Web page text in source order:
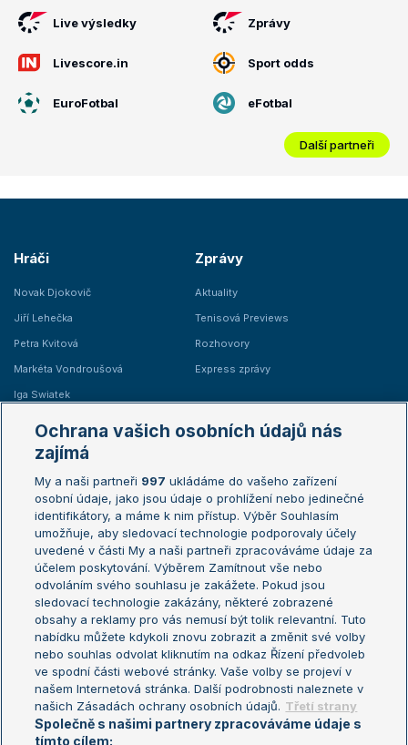
Live výsledky Zprávy
Livescore.in Sport odds
EuroFotbal eFotbal
Další partneři
Hráči
Novak Djokovič
Jiří Lehečka
Petra Kvitová
Markéta Vondroušová
Iga Swiatek
Zprávy
Aktuality
Tenisová Previews
Rozhovory
Express zprávy
Žebříčky
Žebříček ATP (muži)
Žebříček WTA (ženy)
Sázkařský žebříček
Australian Open
French Open
Wimbledon
US Open
Turnaj mistrů
Turnaj mistryň
Aktualní trendy
Fotbalové přestupy
Livesport Daily
LS Prague Open
Ochrana vašich osobních údajů nás
zajímá
My a naši partneři 997 ukládáme do vašeho zařízení
osobní údaje, jako jsou údaje o prohlížení nebo jedinečné
identifikátory, a máme k nim přístup. Výběr Souhlasím
umožňuje, aby sledovací technologie podporovaly účely
uvedené v části My a naši partneři zpracováváme údaje za
účelem poskytování. Výběrem Zamítnout vše nebo
odvoláním svého souhlasu je zakážete. Pokud jsou
sledovací technologie zakázány, některé zobrazené
obsahy a reklamy pro vás nemusí být tolik relevantní. Tuto
nabídku můžete kdykoli znovu zobrazit a změnit své volby
nebo souhlas odvolat kliknutím na odkaz Řízení předvoleb
ve spodní části webové stránky. Vaše volby se projeví v
našem Internetová stránka. Další podrobnosti naleznete v
našich Zásadách ochrany osobních údajů. Třetí strany
Společně s našimi partnery zpracováváme údaje s
tímto cílem: